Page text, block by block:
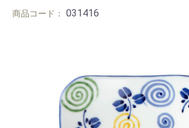
商品コード： 031416